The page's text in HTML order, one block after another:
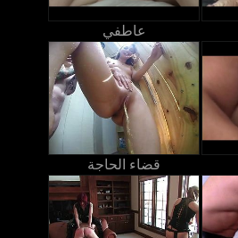
عاطفي
قضاء الحاجة